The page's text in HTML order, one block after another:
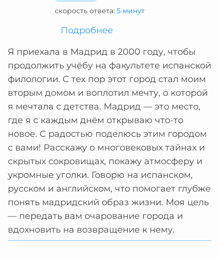
скорость ответа: 5 минут
Подробнее
Я приехала в Мадрид в 2000 году, чтобы
продолжить учёбу на факультете испанской
филологии. С тех пор этот город стал моим
вторым домом и воплотил мечту, о которой
я мечтала с детства. Мадрид — это место,
где я с каждым днём открываю что-то
новое. С радостью поделюсь этим городом
с вами! Расскажу о многовековых тайнах и
скрытых сокровищах, покажу атмосферу и
укромные уголки. Говорю на испанском,
русском и английском, что помогает глубже
понять мадридский образ жизни. Моя цель
— передать вам очарование города и
вдохновить на возвращение к нему.